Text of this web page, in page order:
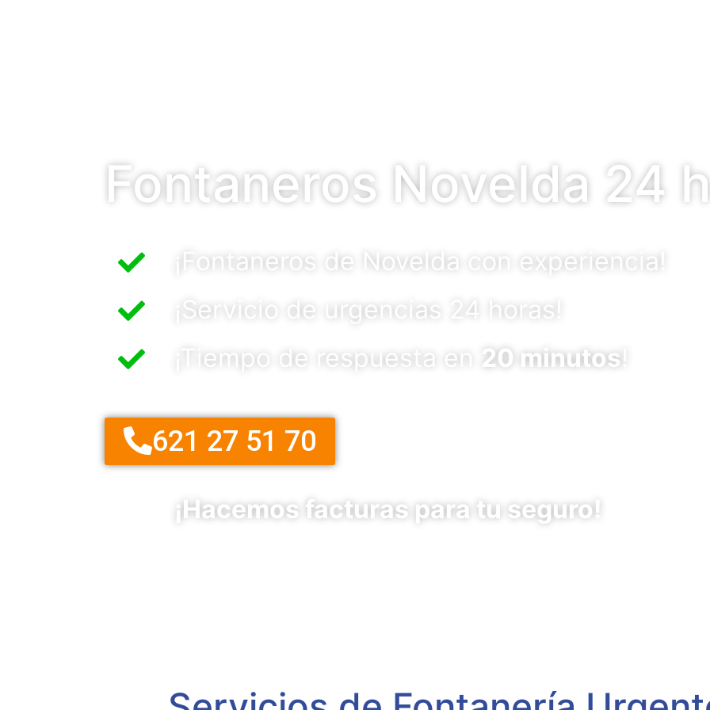
Fontaneros Novelda 24
¡Fontaneros de Novelda con experiencia!
¡Servicio de urgencias 24 horas!
¡Tiempo de respuesta en
20 minutos!
621 27 51 70
¡Hacemos facturas para tu seguro!